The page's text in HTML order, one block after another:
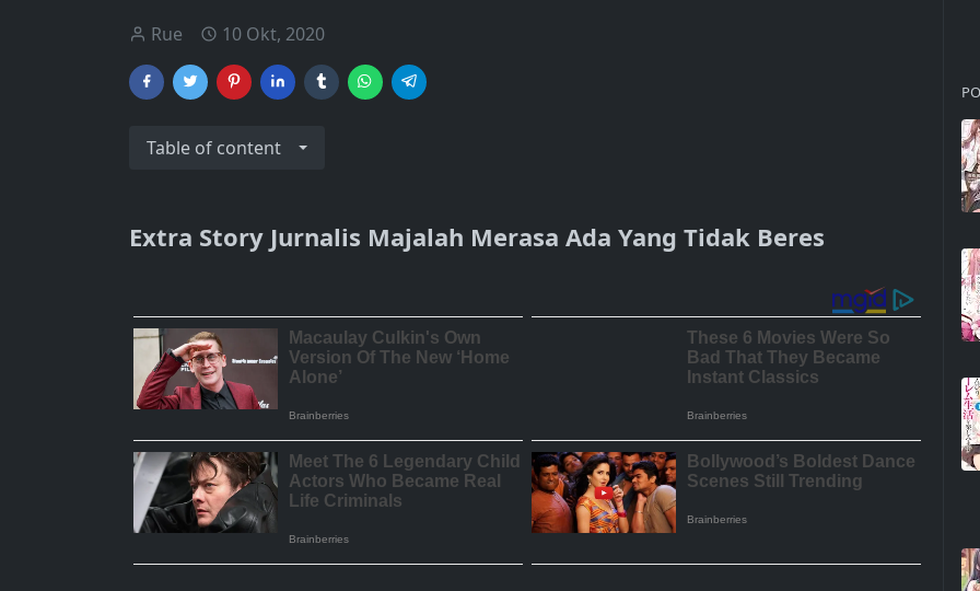
Rue 10 Okt, 2020
Table of content
Extra Story Jurnalis Majalah Merasa Ada Yang Tidak Beres